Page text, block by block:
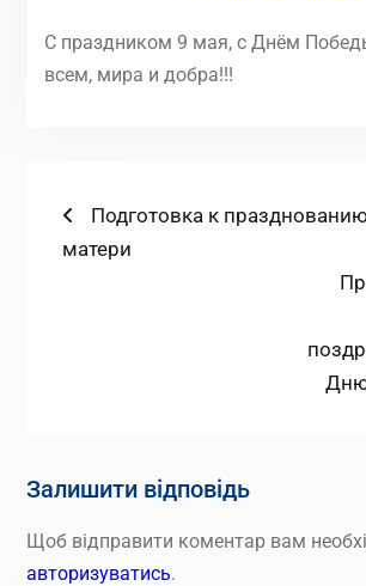
С праздником 9 мая, с Днём
всем, мира и добра!!!
Навігація
записів
Попередній
запис:
Подготовка к
матери
Залишити відповідь
Щоб відправити коментар вам
авторизуватись.